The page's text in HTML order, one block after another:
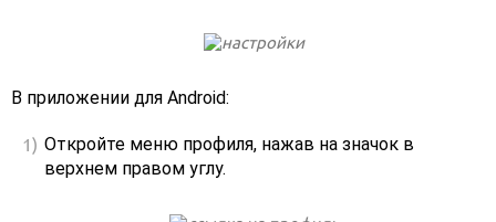
В приложении для Android:
Откройте меню профиля, нажав на значок в
верхнем правом углу.